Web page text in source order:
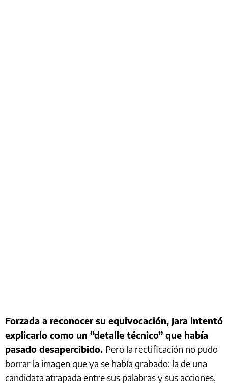
Forzada a reconocer su equivocación, Jara intentó
explicarlo como un “detalle técnico” que había
pasado desapercibido. Pero la rectificación no pudo
borrar la imagen que ya se había grabado: la de una
candidata atrapada entre sus palabras y sus acciones,